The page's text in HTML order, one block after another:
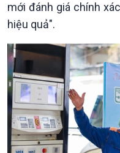
Kinh tế
Tin Kinh tế
Trước giờ mở cửa
Dòng chảy Kinh tế
Sức sống hàng Việt
Khởi nghiệp
Tuyên chiến với gian lận
mới đánh giá chính
hiệu quả".